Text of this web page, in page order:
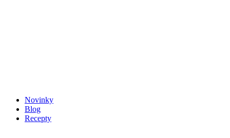
Novinky
Blog
Recepty